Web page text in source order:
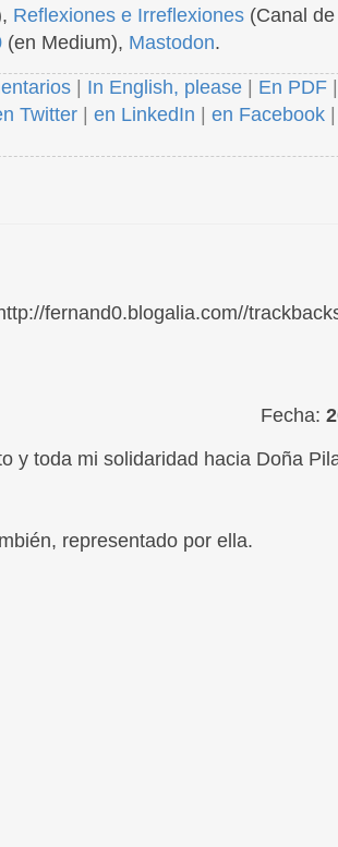
Reflexiones e Irreflexiones (Canal
(en Medium), Mastodon.
| In English, please | En PDF |
Twitter | en LinkedIn | en Facebook |
fernand0.blogalia.com//
Fecha:
y toda mi solidaridad hacia Doña
representado por ella.